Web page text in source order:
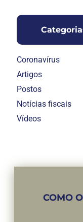
Coronavírus
Artigos
Postos
Notícias fiscais
Vídeos
COMO